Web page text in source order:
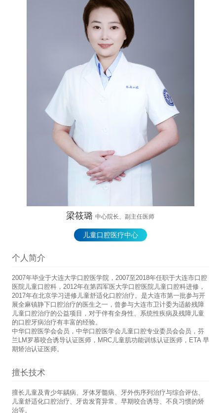
梁筱璐中心院长、副主任医师
儿童口腔医疗中心
个人简介
2007年毕业于大连大学口腔医学院，2007至2018年任职于大连市口腔
医院儿童口腔科，2012年在第四军医大学口腔医院儿童口腔科进修，
2017年在北京学习进修儿童舒适化口腔治疗。是大连市第一批参与开
展全麻镇静下口腔治疗的医生之一，曾参与大连市卫计委为适龄残障
儿童口腔治疗的公益项目，对于伴有全身性、系统性疾病及残障儿童
的口腔牙病治疗有丰富的经验。
中华口腔医学会会员，中华口腔医学会儿童口腔专业委员会会员，芬
兰LM罗慕咬合诱导认证医师，MRC儿童肌功能训练认证医师，ETA 早
期矫治认证医师。
擅长技术
擅长儿童及青少年龋病、牙体牙髓病、牙外伤序列治疗与综合评估、
儿童舒适化口腔治疗、牙齿发育异常、早期咬合诱导、不良习惯的矫
治等。